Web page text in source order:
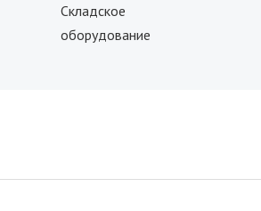
Складское
оборудование